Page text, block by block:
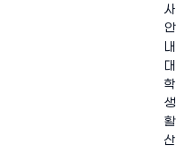
사
안
내
대
학
생
활
산